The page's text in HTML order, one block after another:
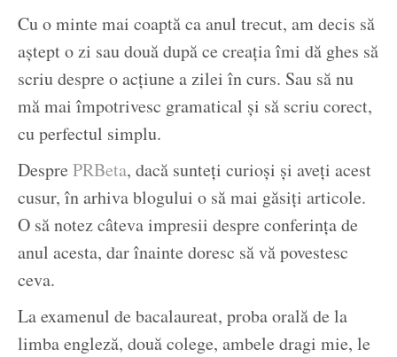
Cu o minte mai coaptă ca anul trecut, am decis să
aștept o zi sau două după ce creația îmi dă ghes să
scriu despre o acțiune a zilei în curs. Sau să nu
mă mai împotrivesc gramatical și să scriu corect,
cu perfectul simplu.
Despre PRBeta, dacă sunteți curioși și aveți acest
cusur, în arhiva blogului o să mai găsiți articole.
O să notez câteva impresii despre conferința de
anul acesta, dar înainte doresc să vă povestesc
ceva.
La examenul de bacalaureat, proba orală de la
limba engleză, două colege, ambele dragi mie, le